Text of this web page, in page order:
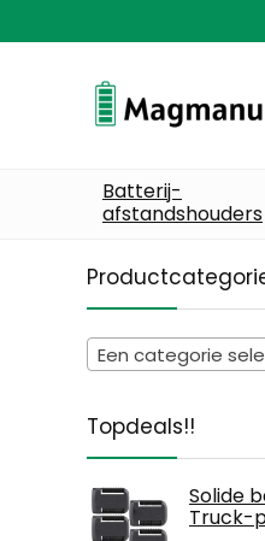
Batterij-
afstandshouders
Een categorie
Topdeals!!
Solide
Truck-